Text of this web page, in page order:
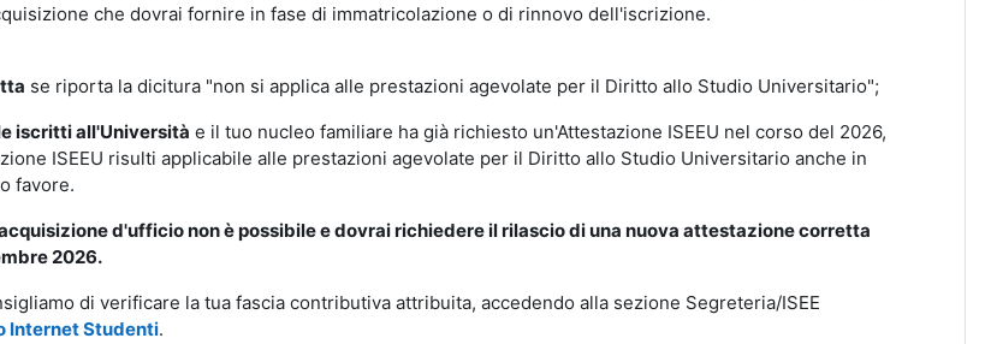
che dovrai fornire in fase di immatricolazione o di rinnovo dell'iscrizione.
se riporta la dicitura "non si applica alle prestazioni agevolate per il Diritto allo Studio Universitario";
iscritti all'Università e il tuo nucleo familiare ha già richiesto un'Attestazione ISEEU nel corso del 2026,
ISEEU risulti applicabile alle prestazioni agevolate per il Diritto allo Studio Universitario anche in
favore.
d'ufficio non è possibile e dovrai richiedere il rilascio di una nuova attestazione corretta
2026.
di verificare la tua fascia contributiva attribuita, accedendo alla sezione Segreteria/ISEE
Internet Studenti.